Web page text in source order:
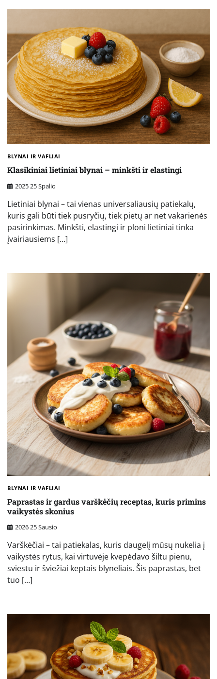
BLYNAI IR VAFLIAI
Klasikiniai lietiniai blynai – minkšti ir elastingi
2025 25 Spalio
Lietiniai blynai – tai vienas universaliausių patiekalų,
kuris gali būti tiek pusryčių, tiek pietų ar net vakarienės
pasirinkimas. Minkšti, elastingi ir ploni lietiniai tinka
įvairiausiems […]
BLYNAI IR VAFLIAI
Paprastas ir gardus varškėčių receptas, kuris primins
vaikystės skonius
2026 25 Sausio
Varškėčiai – tai patiekalas, kuris daugelį mūsų nukelia į
vaikystės rytus, kai virtuvėje kvepėdavo šiltu pienu,
sviestu ir šviežiai keptais blyneliais. Šis paprastas, bet
tuo […]